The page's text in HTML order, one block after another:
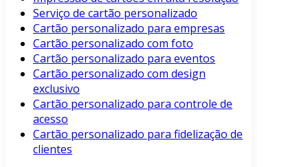
Serviço de cartão personalizado
Cartão personalizado para empresas
Cartão personalizado com foto
Cartão personalizado para eventos
Cartão personalizado com design
exclusivo
Cartão personalizado para controle de
acesso
Cartão personalizado para fidelização de
clientes